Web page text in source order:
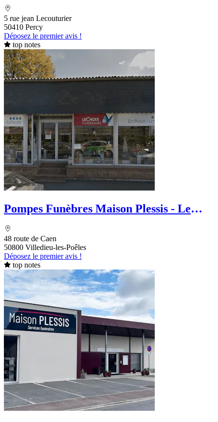
5 rue jean Lecouturier
50410 Percy
Déposez le premier avis !
top notes
Pompes Funèbres Maison Plessis - Le
48 route de Caen
50800 Villedieu-les-Poêles
Déposez le premier avis !
top notes